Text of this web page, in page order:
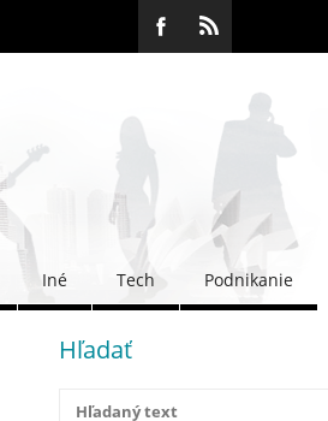
Iné Tech Podnikanie
Hľadať